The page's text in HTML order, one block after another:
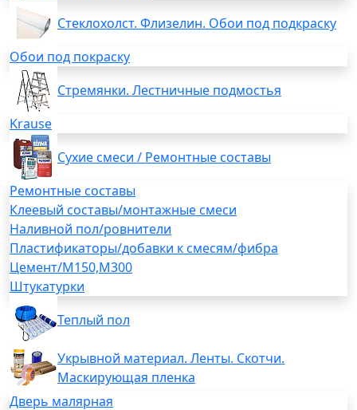
Стеклохолст. Флизелин. Обои под подкраску
Обои под покраску
Стремянки. Лестничные подмостья
Krause
Сухие смеси / Ремонтные составы
Ремонтные составы
Клеевый составы/монтажные смеси
Наливной пол/ровнители
Пластификаторы/добавки к смесям/фибра
Цемент/М150,М300
Штукатурки
Теплый пол
Укрывной материал. Ленты. Скотчи.
Маскирующая пленка
Дверь малярная